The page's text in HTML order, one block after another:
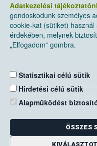
Adatkezelési
gondoskodunk személyes
cookie-kat (sütiket)
érdekében, melynek
„Elfogadom” gombra.
Statisztikai célú sütik
Hirdetési célú sütik
Alapműködést
ÖSSZES
Nemzeti
Levelezési
E-mail:
Zöld